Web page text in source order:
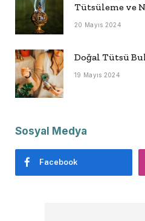
Tütsüleme ve
20 Mayıs 2024
Doğal Tütsü
19 Mayıs 2024
Sosyal Medya
Facebook